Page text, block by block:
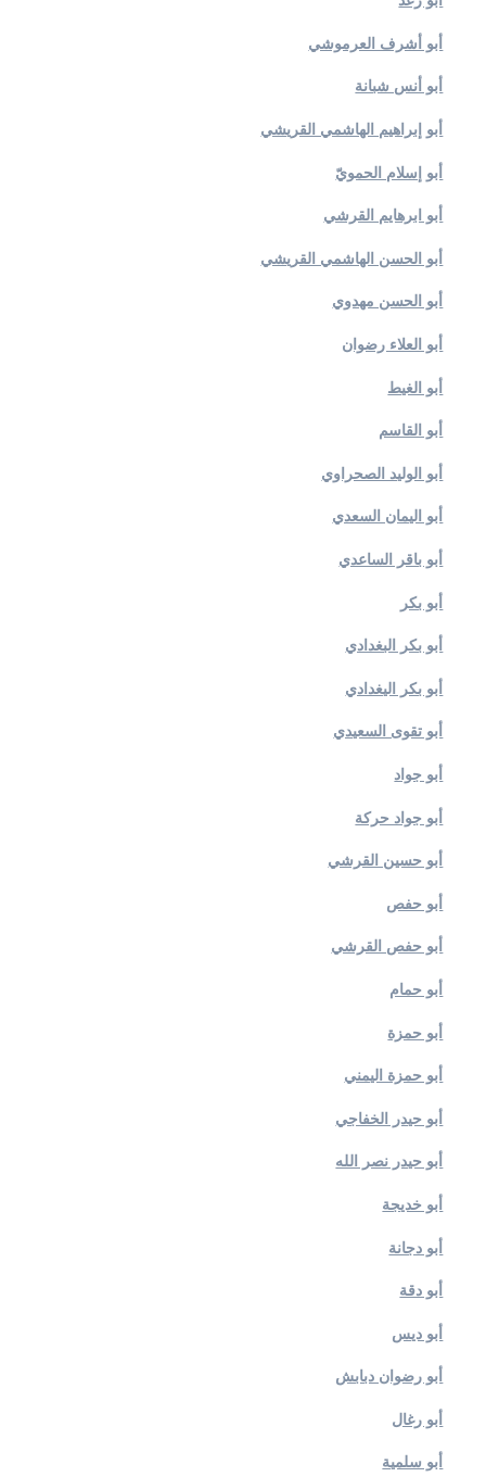
أبو أشرف العرموشي
أبو أنس شبانة
أبو إبراهيم الهاشمي القريشي
أبو إسلام الحمويّ
أبو ابرهايم القرشي
أبو الحسن الهاشمي القريشي
أبو الحسن مهدوي
أبو العلاء رضوان
أبو الغيط
أبو القاسم
أبو الوليد الصحراوي
أبو اليمان السعدي
أبو باقر الساعدي
أبو بكر
أبو بكر البغدادي
أبو بكر اليغدادي
أبو تقوى السعيدي
أبو جواد
أبو جواد حركة
أبو حسين القرشي
أبو حفص
أبو حفص القرشي
أبو حمام
أبو حمزة
أبو حمزة اليمني
أبو حيدر الخفاجي
أبو حيدر نصر الله
أبو خديجة
أبو دجانة
أبو دقة
أبو ديس
أبو رضوان دبابش
أبو رغال
أبو سلمية